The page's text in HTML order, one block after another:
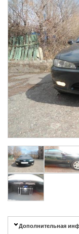
Дополнительная